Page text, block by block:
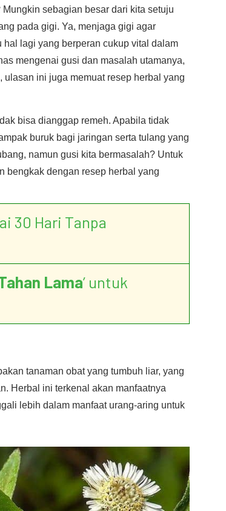
sebagian besar dari kita setuju
pada gigi. Ya, menjaga gigi agar
lagi yang berperan cukup vital dalam
mengenai gusi dan masalah utamanya,
ini juga memuat resep herbal yang
bisa dianggap remeh. Apabila tidak
buruk bagi jaringan serta tulang yang
namun gusi kita bermasalah? Untuk
bengkak dengan resep herbal yang
30 Hari Tanpa
Lama’ untuk
tanaman obat yang tumbuh liar, yang
Herbal ini terkenal akan manfaatnya
lebih dalam manfaat urang-aring untuk